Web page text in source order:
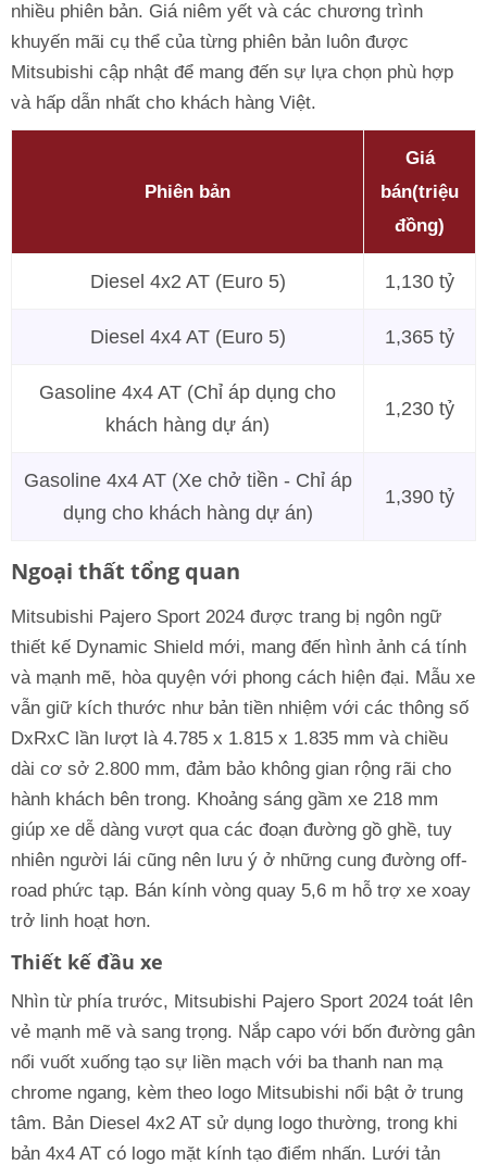
nhiều phiên bản. Giá niêm yết và các chương trình
khuyến mãi cụ thể của từng phiên bản luôn được
Mitsubishi cập nhật để mang đến sự lựa chọn phù hợp
và hấp dẫn nhất cho khách hàng Việt.
Phiên bản
Giá
bán(triệu
đồng)
Diesel 4x2 AT (Euro 5) 1,130 tỷ
Diesel 4x4 AT (Euro 5) 1,365 tỷ
Gasoline 4x4 AT (Chỉ áp dụng cho
khách hàng dự án)
1,230 tỷ
Gasoline 4x4 AT (Xe chở tiền - Chỉ áp
dụng cho khách hàng dự án)
1,390 tỷ
Ngoại thất tổng quan
Mitsubishi Pajero Sport 2024 được trang bị ngôn ngữ
thiết kế Dynamic Shield mới, mang đến hình ảnh cá tính
và mạnh mẽ, hòa quyện với phong cách hiện đại. Mẫu xe
vẫn giữ kích thước như bản tiền nhiệm với các thông số
DxRxC lần lượt là 4.785 x 1.815 x 1.835 mm và chiều
dài cơ sở 2.800 mm, đảm bảo không gian rộng rãi cho
hành khách bên trong. Khoảng sáng gầm xe 218 mm
giúp xe dễ dàng vượt qua các đoạn đường gồ ghề, tuy
nhiên người lái cũng nên lưu ý ở những cung đường off-
road phức tạp. Bán kính vòng quay 5,6 m hỗ trợ xe xoay
trở linh hoạt hơn.
Thiết kế đầu xe
Nhìn từ phía trước, Mitsubishi Pajero Sport 2024 toát lên
vẻ mạnh mẽ và sang trọng. Nắp capo với bốn đường gân
nổi vuốt xuống tạo sự liền mạch với ba thanh nan mạ
chrome ngang, kèm theo logo Mitsubishi nổi bật ở trung
tâm. Bản Diesel 4x2 AT sử dụng logo thường, trong khi
bản 4x4 AT có logo mặt kính tạo điểm nhấn. Lưới tản